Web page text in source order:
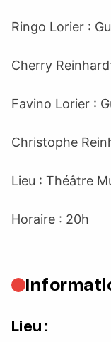
Ringo Lorier :
Cherry
Favino Lorier :
Christophe
Lieu : Théâtre
Horaire : 20h
Lieu :